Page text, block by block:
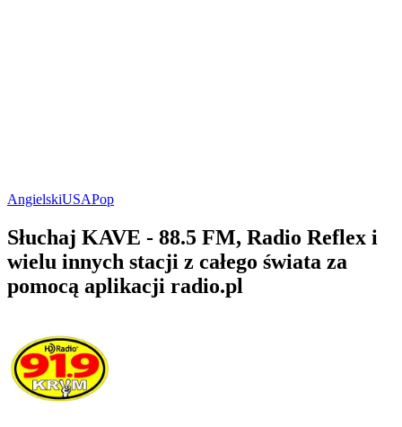
AngielskiUSAPop
Słuchaj KAVE - 88.5 FM, Radio Reflex i
wielu innych stacji z całego świata za
pomocą aplikacji radio.pl